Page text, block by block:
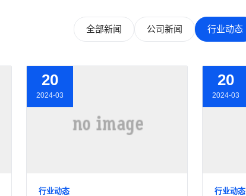
全部新闻 公司新闻 行业动态
20
2024-03
行业动态
20
2024-03
行业动态